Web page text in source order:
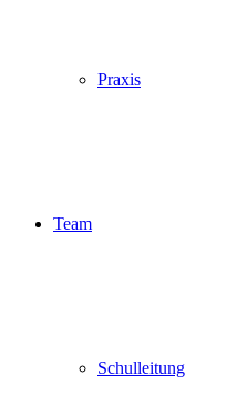
Praxis
Team
Schulleitung